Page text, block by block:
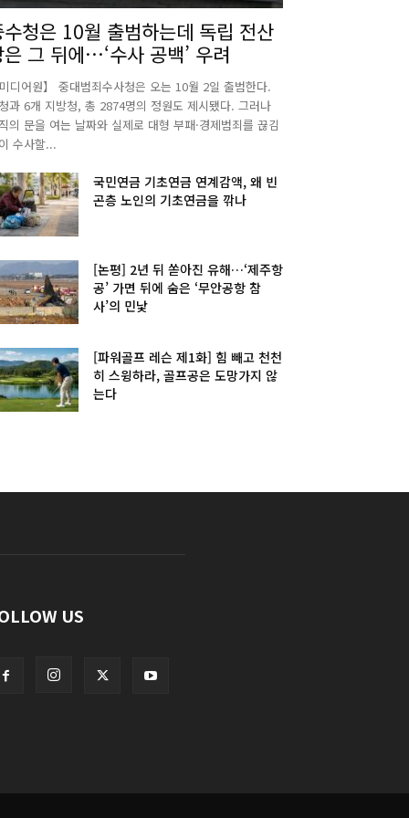
청은 10월 출범하는데 독립 전산
그 뒤에…‘수사 공백’ 우려
디어원】 중대범죄수사청은 오는 10월 2일 출범한다.
과 6개 지방청, 총 2874명의 정원도 제시됐다. 그러나
의 문을 여는 날짜와 실제로 대형 부패·경제범죄를 끊김
수사할...
국민연금 기초연금 연계감액, 왜 빈
곤층 노인의 기초연금을 깎나
[논평] 2년 뒤 쏟아진 유해…‘제주항
공’ 가면 뒤에 숨은 ‘무안공항 참
사’의 민낯
[파워골프 레슨 제1화] 힘 빼고 천천
히 스윙하라, 골프공은 도망가지 않
는다
US